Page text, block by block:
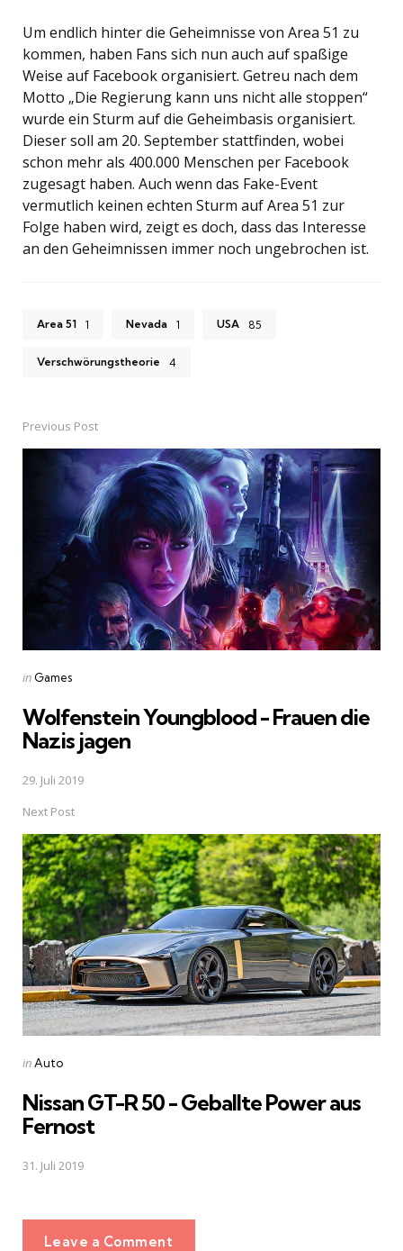
Um endlich hinter die Geheimnisse von Area 51 zu
kommen, haben Fans sich nun auch auf spaßige
Weise auf Facebook organisiert. Getreu nach dem
Motto „Die Regierung kann uns nicht alle stoppen“
wurde ein Sturm auf die Geheimbasis organisiert.
Dieser soll am 20. September stattfinden, wobei
schon mehr als 400.000 Menschen per Facebook
zugesagt haben. Auch wenn das Fake-Event
vermutlich keinen echten Sturm auf Area 51 zur
Folge haben wird, zeigt es doch, dass das Interesse
an den Geheimnissen immer noch ungebrochen ist.
Area 51 1 Nevada 1 USA 85
Verschwörungstheorie 4
Post
navigation
Previous Post
Posted
in Games
Wolfenstein Youngblood - Frauen die
Nazis jagen
29. Juli 2019
Next Post
Posted
inAuto
Nissan GT-R 50 - Geballte Power aus
Fernost
31. Juli 2019
Leave a Comment